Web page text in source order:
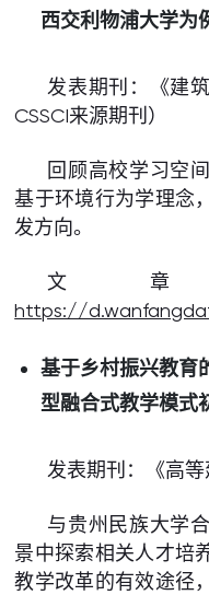
西交利物浦大学为
发表期刊：《建
CSSCI来源期刊）
回顾高校学习空
基于环境行为学理念
发方向。
文
https://
基于乡村振兴教育
型融合式教学模式
发表期刊：《高等
与贵州民族大学
景中探索相关人才培
教学改革的有效途径